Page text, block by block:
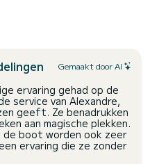
Gemaakt door AI
ervaring gehad op de
service van Alexandre,
geeft. Ze benadrukken
aan magische plekken.
boot worden ook zeer
ervaring die ze zonder